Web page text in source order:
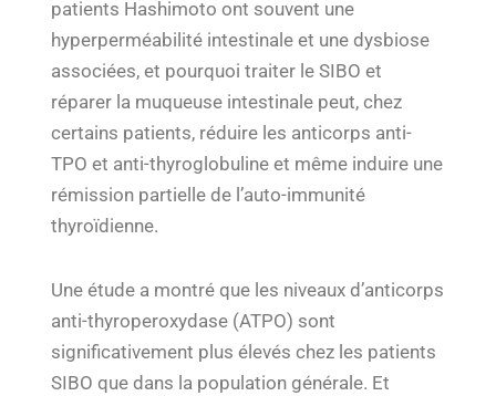
patients Hashimoto ont souvent une
hyperperméabilité intestinale et une dysbiose
associées, et pourquoi traiter le SIBO et
réparer la muqueuse intestinale peut, chez
certains patients, réduire les anticorps anti-
TPO et anti-thyroglobuline et même induire une
rémission partielle de l’auto-immunité
thyroïdienne.
Une étude a montré que les niveaux d’anticorps
anti-thyroperoxydase (ATPO) sont
significativement plus élevés chez les patients
SIBO que dans la population générale. Et